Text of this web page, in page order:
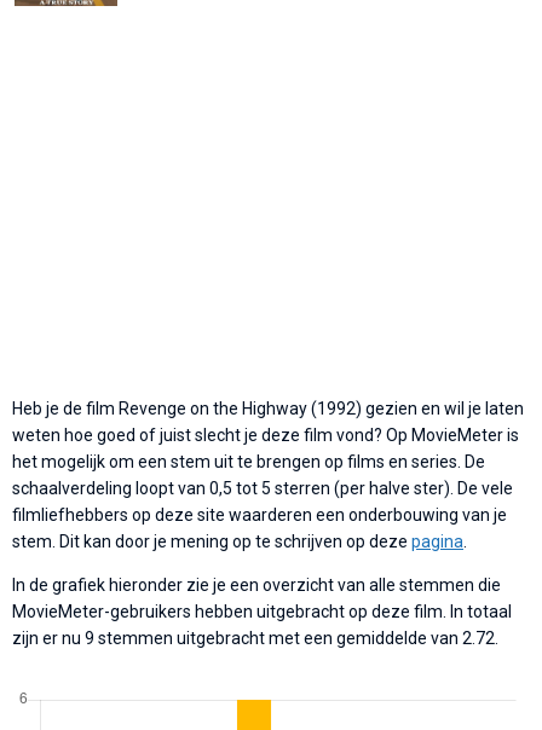
Heb je de film Revenge on the Highway (1992) gezien en wil je laten
weten hoe goed of juist slecht je deze film vond? Op MovieMeter is
het mogelijk om een stem uit te brengen op films en series. De
schaalverdeling loopt van 0,5 tot 5 sterren (per halve ster). De vele
filmliefhebbers op deze site waarderen een onderbouwing van je
stem. Dit kan door je mening op te schrijven op deze pagina.
In de grafiek hieronder zie je een overzicht van alle stemmen die
MovieMeter-gebruikers hebben uitgebracht op deze film. In totaal
zijn er nu 9 stemmen uitgebracht met een gemiddelde van 2.72.